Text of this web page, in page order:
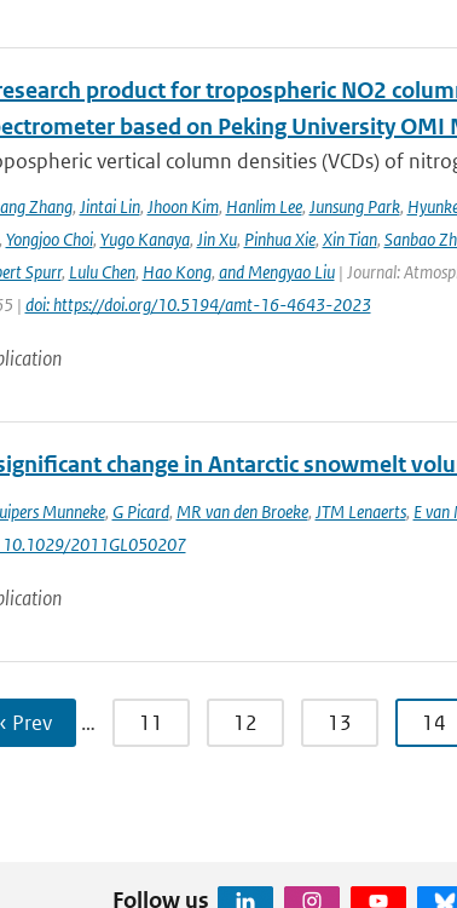
product for tropospheric NO2
based on Peking University OMI
vertical column densities (VCDs) of
Zhang, Jintai Lin, Jhoon Kim, Hanlim Lee, Junsung Park,
Yongjoo Choi, Yugo Kanaya, Jin Xu, Pinhua Xie, Xin Tian, Sanbao
Spurr, Lulu Chen, Hao Kong, and Mengyao Liu| Journal:
| doi: https://doi.org/10.5194/amt-16-4643-2023
change in Antarctic snowmelt
Munneke, G Picard, MR van den Broeke, JTM Lenaerts, E van
10.1029/2011GL050207
‹ Prev … 11 12 13 14
Follow us